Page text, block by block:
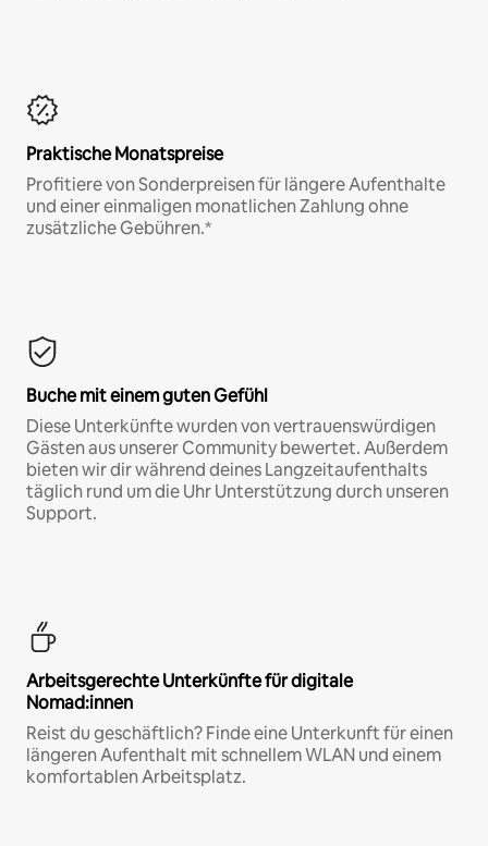
Praktische Monatspreise
Profitiere von Sonderpreisen für längere Aufenthalte
und einer einmaligen monatlichen Zahlung ohne
zusätzliche Gebühren.*
Buche mit einem guten Gefühl
Diese Unterkünfte wurden von vertrauenswürdigen
Gästen aus unserer Community bewertet. Außerdem
bieten wir dir während deines Langzeitaufenthalts
täglich rund um die Uhr Unterstützung durch unseren
Support.
Arbeitsgerechte Unterkünfte für digitale
Nomad:innen
Reist du geschäftlich? Finde eine Unterkunft für einen
längeren Aufenthalt mit schnellem WLAN und einem
komfortablen Arbeitsplatz.